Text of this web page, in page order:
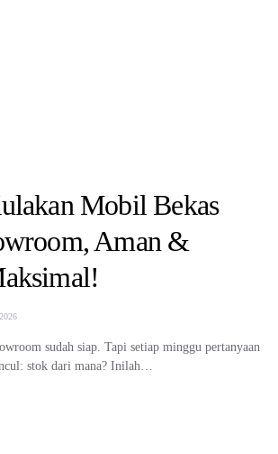
Mobil Bekas
Aman &
sudah siap. Tapi setiap minggu pertanyaan
stok dari mana? Inilah…